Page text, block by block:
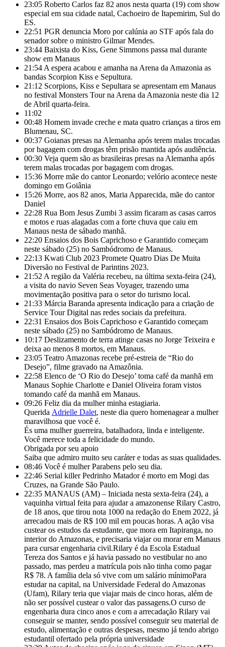
23:05 Roberto Carlos faz 82 anos nesta quarta (19) com show
especial em sua cidade natal, Cachoeiro de Itapemirim, Sul do
ES.
22:51 PGR denuncia Moro por calúnia ao STF após fala do
senador sobre o ministro Gilmar Mendes.
23:44 Baixista do Kiss, Gene Simmons passa mal durante
show em Manaus
21:54 A espera acabou e amanha na Arena da Amazonia as
bandas Scorpion Kiss e Sepultura.
21:12 Scorpions, Kiss e Sepultara se apresentam em Manaus
no festival Monsters Tour na Arena da Amazonia neste dia 12
de Abril quarta-feira.
11:02
00:48 Homem invade creche e mata quatro crianças a tiros em
Blumenau, SC.
00:37 Goianas presas na Alemanha após terem malas trocadas
por bagagem com drogas têm prisão mantida após audiência.
00:30 Veja quem são as brasileiras presas na Alemanha após
terem malas trocadas por bagagem com drogas.
15:36 Morre mãe do cantor Leonardo; velório acontece neste
domingo em Goiânia
15:26 Morre, aos 82 anos, Maria Apparecida, mãe do cantor
Daniel
22:28 Rua Bom Jesus Zumbi 3 assim ficaram as casas carros
e motos e ruas alagadas com a forte chuva que caiu em
Manaus nesta de sábado manhã.
22:20 Ensaios dos Bois Caprichoso e Garantido começam
neste sábado (25) no Sambódromo de Manaus.
22:13 Kwati Club 2023 Promete Quatro Dias De Muita
Diversão no Festival de Parintins 2023.
21:52 A região da Valéria recebeu, na última sexta-feira (24),
a visita do navio Seven Seas Voyager, trazendo uma
movimentação positiva para o setor do turismo local.
21:33 Márcia Baranda apresenta indicação para a criação de
Service Tour Digital nas redes sociais da prefeitura.
22:31 Ensaios dos Bois Caprichoso e Garantido começam
neste sábado (25) no Sambódromo de Manaus.
10:17 Deslizamento de terra atinge casas no Jorge Teixeira e
deixa ao menos 8 mortos, em Manaus.
23:05 Teatro Amazonas recebe pré-estreia de “Rio do
Desejo”, filme gravado na Amazônia.
22:58 Elenco de ‘O Rio do Desejo’ toma café da manhã em
Manaus Sophie Charlotte e Daniel Oliveira foram vistos
tomando café da manhã em Manaus.
09:26 Feliz dia da mulher minha estagiaria.
Querida Adrielle Dalet, neste dia quero homenagear a mulher
maravilhosa que você é.
És uma mulher guerreira, batalhadora, linda e inteligente.
Você merece toda a felicidade do mundo.
Obrigada por seu apoio
Saiba que admiro muito seu caráter e todas as suas qualidades.
08:46 Você é mulher Parabens pelo seu dia.
22:46 Serial killer Pedrinho Matador é morto em Mogi das
Cruzes, na Grande São Paulo.
22:35 MANAUS (AM) – Iniciada nesta sexta-feira (24), a
vaquinha virtual feita para ajudar a amazonense Rilary Castro,
de 18 anos, que tirou nota 1000 na redação do Enem 2022, já
arrecadou mais de R$ 100 mil em poucas horas. A ação visa
custear os estudos da estudante, que mora em Itapiranga, no
interior do Amazonas, e precisaria viajar ou morar em Manaus
para cursar engenharia civil.Rilary é da Escola Estadual
Tereza dos Santos e já havia passado no vestibular no ano
passado, mas perdeu a matrícula pois não tinha como pagar
R$ 78. A família dela só vive com um salário mínimoPara
estudar na capital, na Universidade Federal do Amazonas
(Ufam), Rilary teria que viajar mais de cinco horas, além de
não ser possível custear o valor das passagens.O curso de
engenharia dura cinco anos e com a arrecadação Rilary vai
conseguir se manter, sendo possível conseguir seu material de
estudo, alimentação e outras despesas, mesmo já tendo abrigo
estudantil ofertado pela própria universidade